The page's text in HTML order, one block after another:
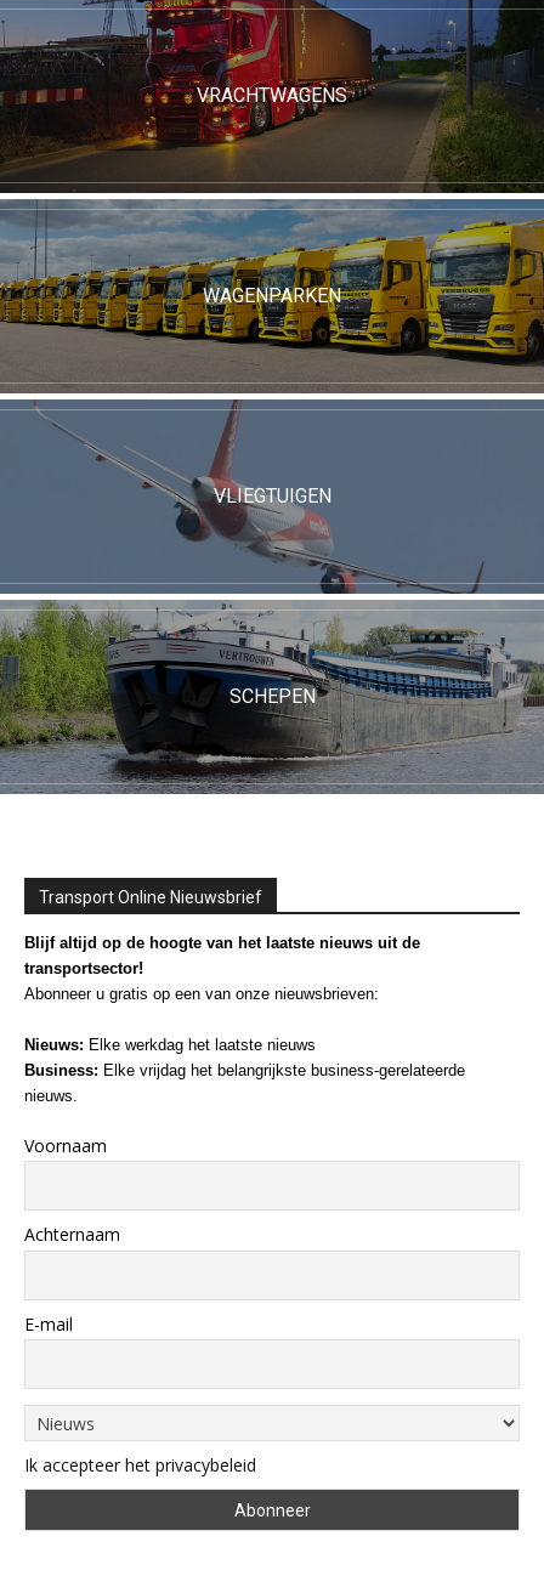
VRACHTWAGENS
WAGENPARKEN
VLIEGTUIGEN
SCHEPEN
Transport Online Nieuwsbrief
Blijf altijd op de hoogte van het laatste nieuws uit de
transportsector!
Abonneer u gratis op een van onze nieuwsbrieven:
Nieuws: Elke werkdag het laatste nieuws
Business: Elke vrijdag het belangrijkste business-gerelateerde
nieuws.
Voornaam
Achternaam
E-mail
Ik accepteer het privacybeleid